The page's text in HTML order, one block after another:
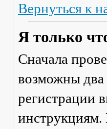
Вернуться к
Я только
Сначала
возможны два
регистрации
инструкциям.